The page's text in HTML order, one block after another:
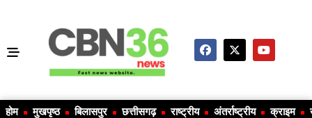
होम मुखपृष्ठ बिलासपुर छत्तीसगढ़ राष्ट्रीय अंतर्राष्ट्रीय क्राइम